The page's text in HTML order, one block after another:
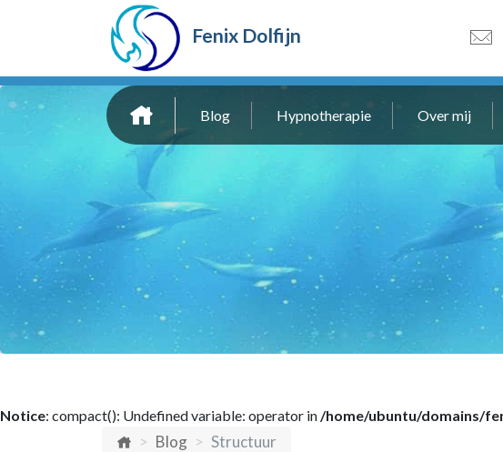
Fenix Dolfijn
Blog Hypnotherapie Over mij
Notice: compact(): Undefined variable: operator in/home/ubuntu/domains/
Blog Structuur